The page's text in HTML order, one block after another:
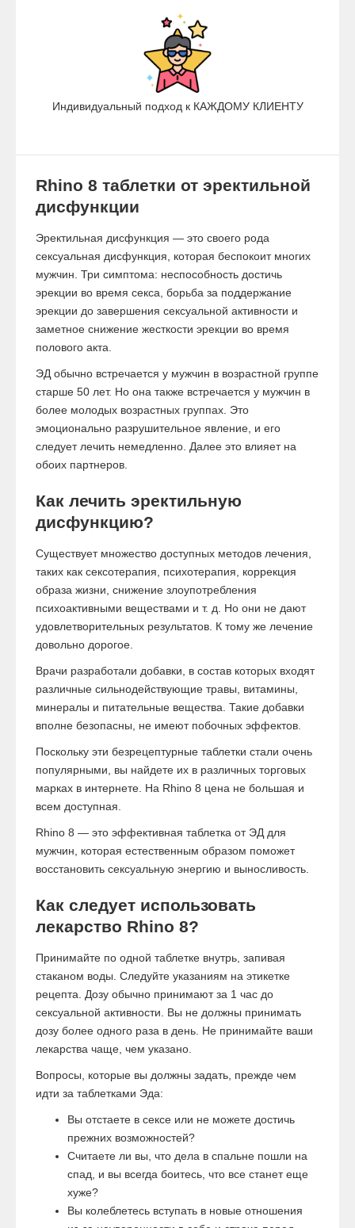
Индивидуальный подход к КАЖДОМУ КЛИЕНТУ
Rhino 8 таблетки от эректильной
дисфункции
Эректильная дисфункция — это своего рода
сексуальная дисфункция, которая беспокоит многих
мужчин. Три симптома: неспособность достичь
эрекции во время секса, борьба за поддержание
эрекции до завершения сексуальной активности и
заметное снижение жесткости эрекции во время
полового акта.
ЭД обычно встречается у мужчин в возрастной группе
старше 50 лет. Но она также встречается у мужчин в
более молодых возрастных группах. Это
эмоционально разрушительное явление, и его
следует лечить немедленно. Далее это влияет на
обоих партнеров.
Как лечить эректильную
дисфункцию?
Существует множество доступных методов лечения,
таких как сексотерапия, психотерапия, коррекция
образа жизни, снижение злоупотребления
психоактивными веществами и т. д. Но они не дают
удовлетворительных результатов. К тому же лечение
довольно дорогое.
Врачи разработали добавки, в состав которых входят
различные сильнодействующие травы, витамины,
минералы и питательные вещества. Такие добавки
вполне безопасны, не имеют побочных эффектов.
Поскольку эти безрецептурные таблетки стали очень
популярными, вы найдете их в различных торговых
марках в интернете. На Rhino 8 цена не большая и
всем доступная.
Rhino 8 — это эффективная таблетка от ЭД для
мужчин, которая естественным образом поможет
восстановить сексуальную энергию и выносливость.
Как следует использовать
лекарство Rhino 8?
Принимайте по одной таблетке внутрь, запивая
стаканом воды. Следуйте указаниям на этикетке
рецепта. Дозу обычно принимают за 1 час до
сексуальной активности. Вы не должны принимать
дозу более одного раза в день. Не принимайте ваши
лекарства чаще, чем указано.
Вопросы, которые вы должны задать, прежде чем
идти за таблетками Эда:
Вы отстаете в сексе или не можете достичь
прежних возможностей?
Считаете ли вы, что дела в спальне пошли на
спад, и вы всегда боитесь, что все станет еще
хуже?
Вы колеблетесь вступать в новые отношения